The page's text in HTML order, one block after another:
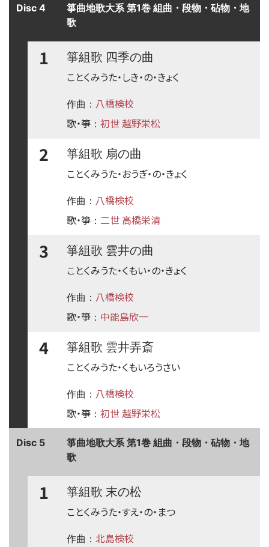
Disc 4
箏曲地歌大系 第1巻 組曲・段物・砧物・地
歌
1
箏組歌 四季の曲
ことくみうた・しき・の・きょく
作曲： 八橋検校
歌・箏 ： 初世 越野栄松
2
箏組歌 扇の曲
ことくみうた・おうぎ・の・きょく
作曲： 八橋検校
歌・箏 ： 二世 高橋栄清
3
箏組歌 雲井の曲
ことくみうた・くもい・の・きょく
作曲： 八橋検校
歌・箏 ： 中能島欣一
4
箏組歌 雲井弄斎
ことくみうた・くもいろうさい
作曲： 八橋検校
歌・箏 ： 初世 越野栄松
Disc 5
箏曲地歌大系 第1巻 組曲・段物・砧物・地
歌
1
箏組歌 末の松
ことくみうた・すえ・の・まつ
作曲： 北島検校